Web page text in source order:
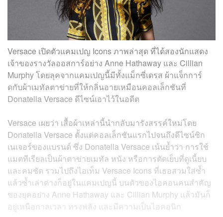
Versace เปิดตัวแคมเปญ Icons ภาพล่าสุด ที่ได้สองนักแสดง
เจ้าของรางวัลออสการ์อย่าง Anne Hathaway และ Cillian
Murphy โดยลุคจากแคมเปญนี้มีทั้งแม็กซี่เดรส ผ้าแจ็กการ์
ดกับผ้าเมทัลตาข่ายที่ให้กลิ่นอายเหมือนคอลเล็กชันที่
Donatella Versace ดีไซน์เอาไว้ในอดีต
Versace เผยว่า เสื้อผ้าเหล่านี้นำกลับมารังสรรค์ใหม่โดย
Donatella Versace ตั้งแต่คอลเล็กชันแรกไปจนถึงดีไซน์ซิก
เนเจอร์ของแบรนด์ ซึ่ง Donatella Versace เน้นย้ำว่า การใช้
แมตทีเรียลเป็นผ้าตาข่ายเมทัล หนัง หรือการตัดเย็บที่ดูเนี้ยบ
และคมชัด รวมไปถึงไอเท็ม Versace Icons ที่เธอสวมใส่ซ้ำ
แล้วซ้ำเล่าต่างก็อยู่ในแคมเปญนี้ บนตัวของไอคอนคนสำคัญ
ของยุคอย่าง Anne Hathaway และ Cillian Murphy แล้วมันก็
อยู่เหนือกาลเวลา ทรงพลัง และมีความเป็นไอคอนิก